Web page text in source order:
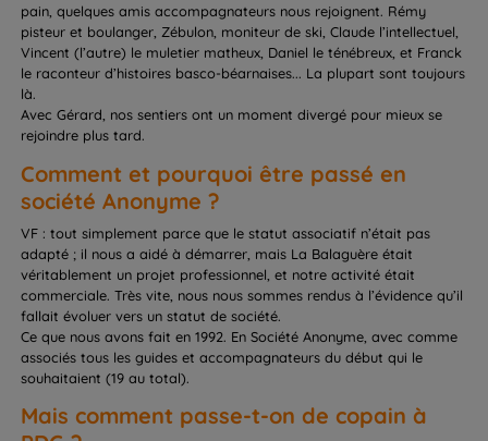
pain, quelques amis accompagnateurs nous rejoignent. Rémy
pisteur et boulanger, Zébulon, moniteur de ski, Claude l’intellectuel,
Vincent (l’autre) le muletier matheux, Daniel le ténébreux, et Franck
le raconteur d’histoires basco-béarnaises... La plupart sont toujours
là.
Avec Gérard, nos sentiers ont un moment divergé pour mieux se
rejoindre plus tard.
Comment et pourquoi être passé en
société Anonyme ?
VF : tout simplement parce que le statut associatif n’était pas
adapté ; il nous a aidé à démarrer, mais La Balaguère était
véritablement un projet professionnel, et notre activité était
commerciale. Très vite, nous nous sommes rendus à l’évidence qu’il
fallait évoluer vers un statut de société.
Ce que nous avons fait en 1992. En Société Anonyme, avec comme
associés tous les guides et accompagnateurs du début qui le
souhaitaient (19 au total).
Mais comment passe-t-on de copain à